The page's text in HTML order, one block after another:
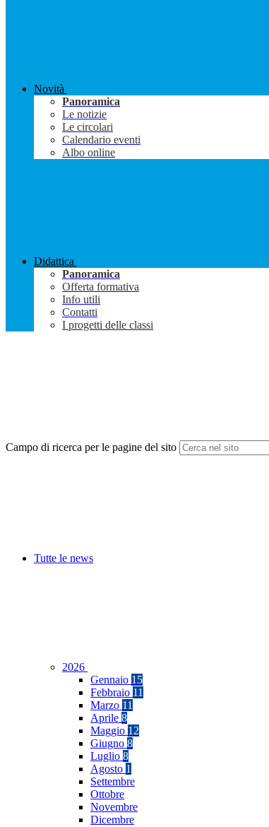
Novità
Panoramica
Le notizie
Le circolari
Calendario eventi
Albo online
Didattica
Panoramica
Offerta formativa
Info utili
Contatti
I progetti delle classi
Campo di ricerca per le pagine del sito
Tutte le news
2026
Gennaio 15
Febbraio 11
Marzo 11
Aprile 8
Maggio 12
Giugno 8
Luglio 8
Agosto 1
Settembre
Ottobre
Novembre
Dicembre